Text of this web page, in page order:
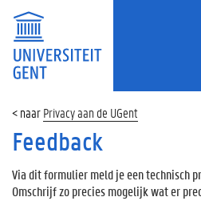
Privacy aan de UGent
Feedback
Via dit formulier meld je een technisch
Omschrijf zo precies mogelijk wat er